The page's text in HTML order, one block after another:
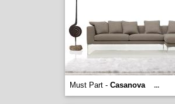
Must Part - Casanova ...